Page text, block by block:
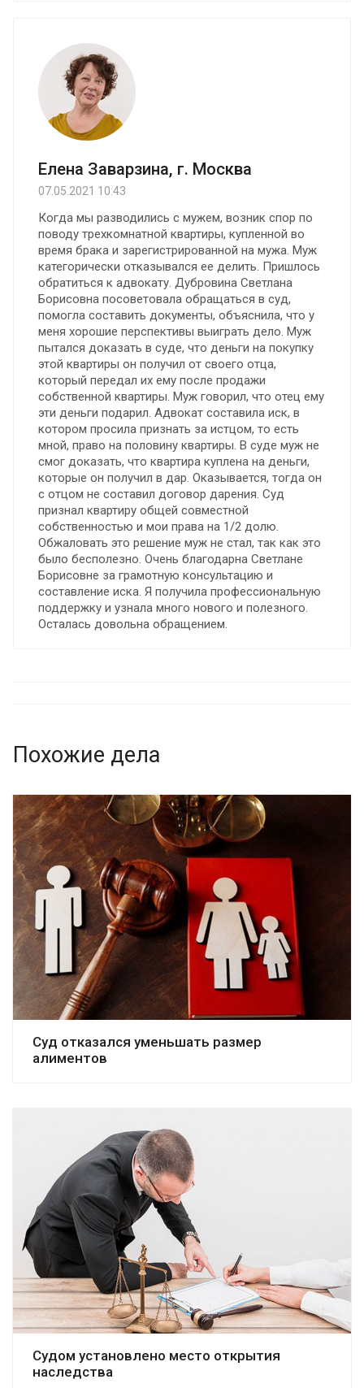
Елена Заварзина, г. Москва
07.05.2021 10:43
Когда мы разводились с мужем, возник спор по
поводу трехкомнатной квартиры, купленной во
время брака и зарегистрированной на мужа. Муж
категорически отказывался ее делить. Пришлось
обратиться к адвокату. Дубровина Светлана
Борисовна посоветовала обращаться в суд,
помогла составить документы, объяснила, что у
меня хорошие перспективы выиграть дело. Муж
пытался доказать в суде, что деньги на покупку
этой квартиры он получил от своего отца,
который передал их ему после продажи
собственной квартиры. Муж говорил, что отец ему
эти деньги подарил. Адвокат составила иск, в
котором просила признать за истцом, то есть
мной, право на половину квартиры. В суде муж не
смог доказать, что квартира куплена на деньги,
которые он получил в дар. Оказывается, тогда он
с отцом не составил договор дарения. Суд
признал квартиру общей совместной
собственностью и мои права на 1/2 долю.
Обжаловать это решение муж не стал, так как это
было бесполезно. Очень благодарна Светлане
Борисовне за грамотную консультацию и
составление иска. Я получила профессиональную
поддержку и узнала много нового и полезного.
Осталась довольна обращением.
Похожие дела
Суд отказался уменьшать размер
алиментов
Судом установлено место открытия
наследства